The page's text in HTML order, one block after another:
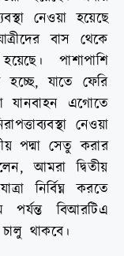
নেওয়া হয়েছে
বাস থেকে
পাশাপাশি
যাতে ফেরি
যানবাহন এগোতে
নেওয়া
পদ্মা সেতু করার
আমরা দ্বিতীয়
নির্বিঘ্ন করতে
পর্যন্ত বিআরটিএ
থাকবে।